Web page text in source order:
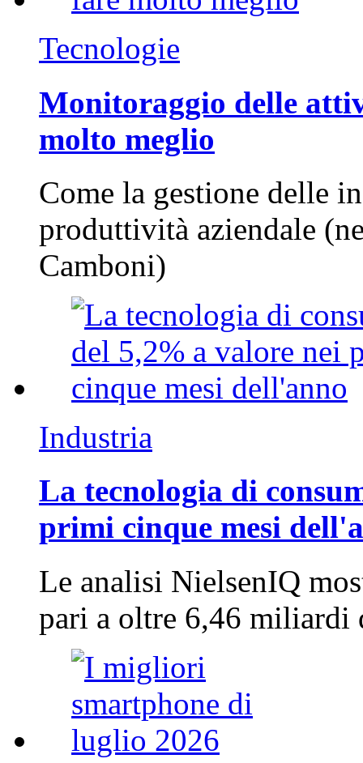
Tecnologie
Monitoraggio delle
molto meglio
Come la gestione delle
produttività aziendale
Camboni)
Industria
La tecnologia di
primi cinque mesi
Le analisi NielsenIQ
pari a oltre 6,46